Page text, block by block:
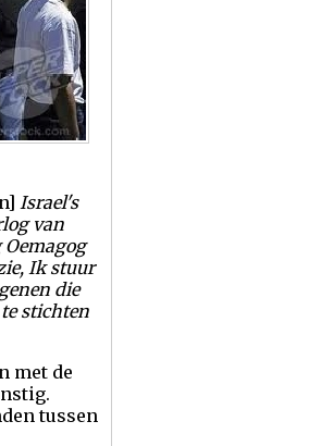
Israel's
van
Oemagog
Ik stuur
die
stichten
met de
tussen